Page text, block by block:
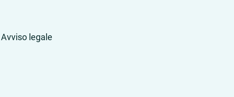
Avviso legale